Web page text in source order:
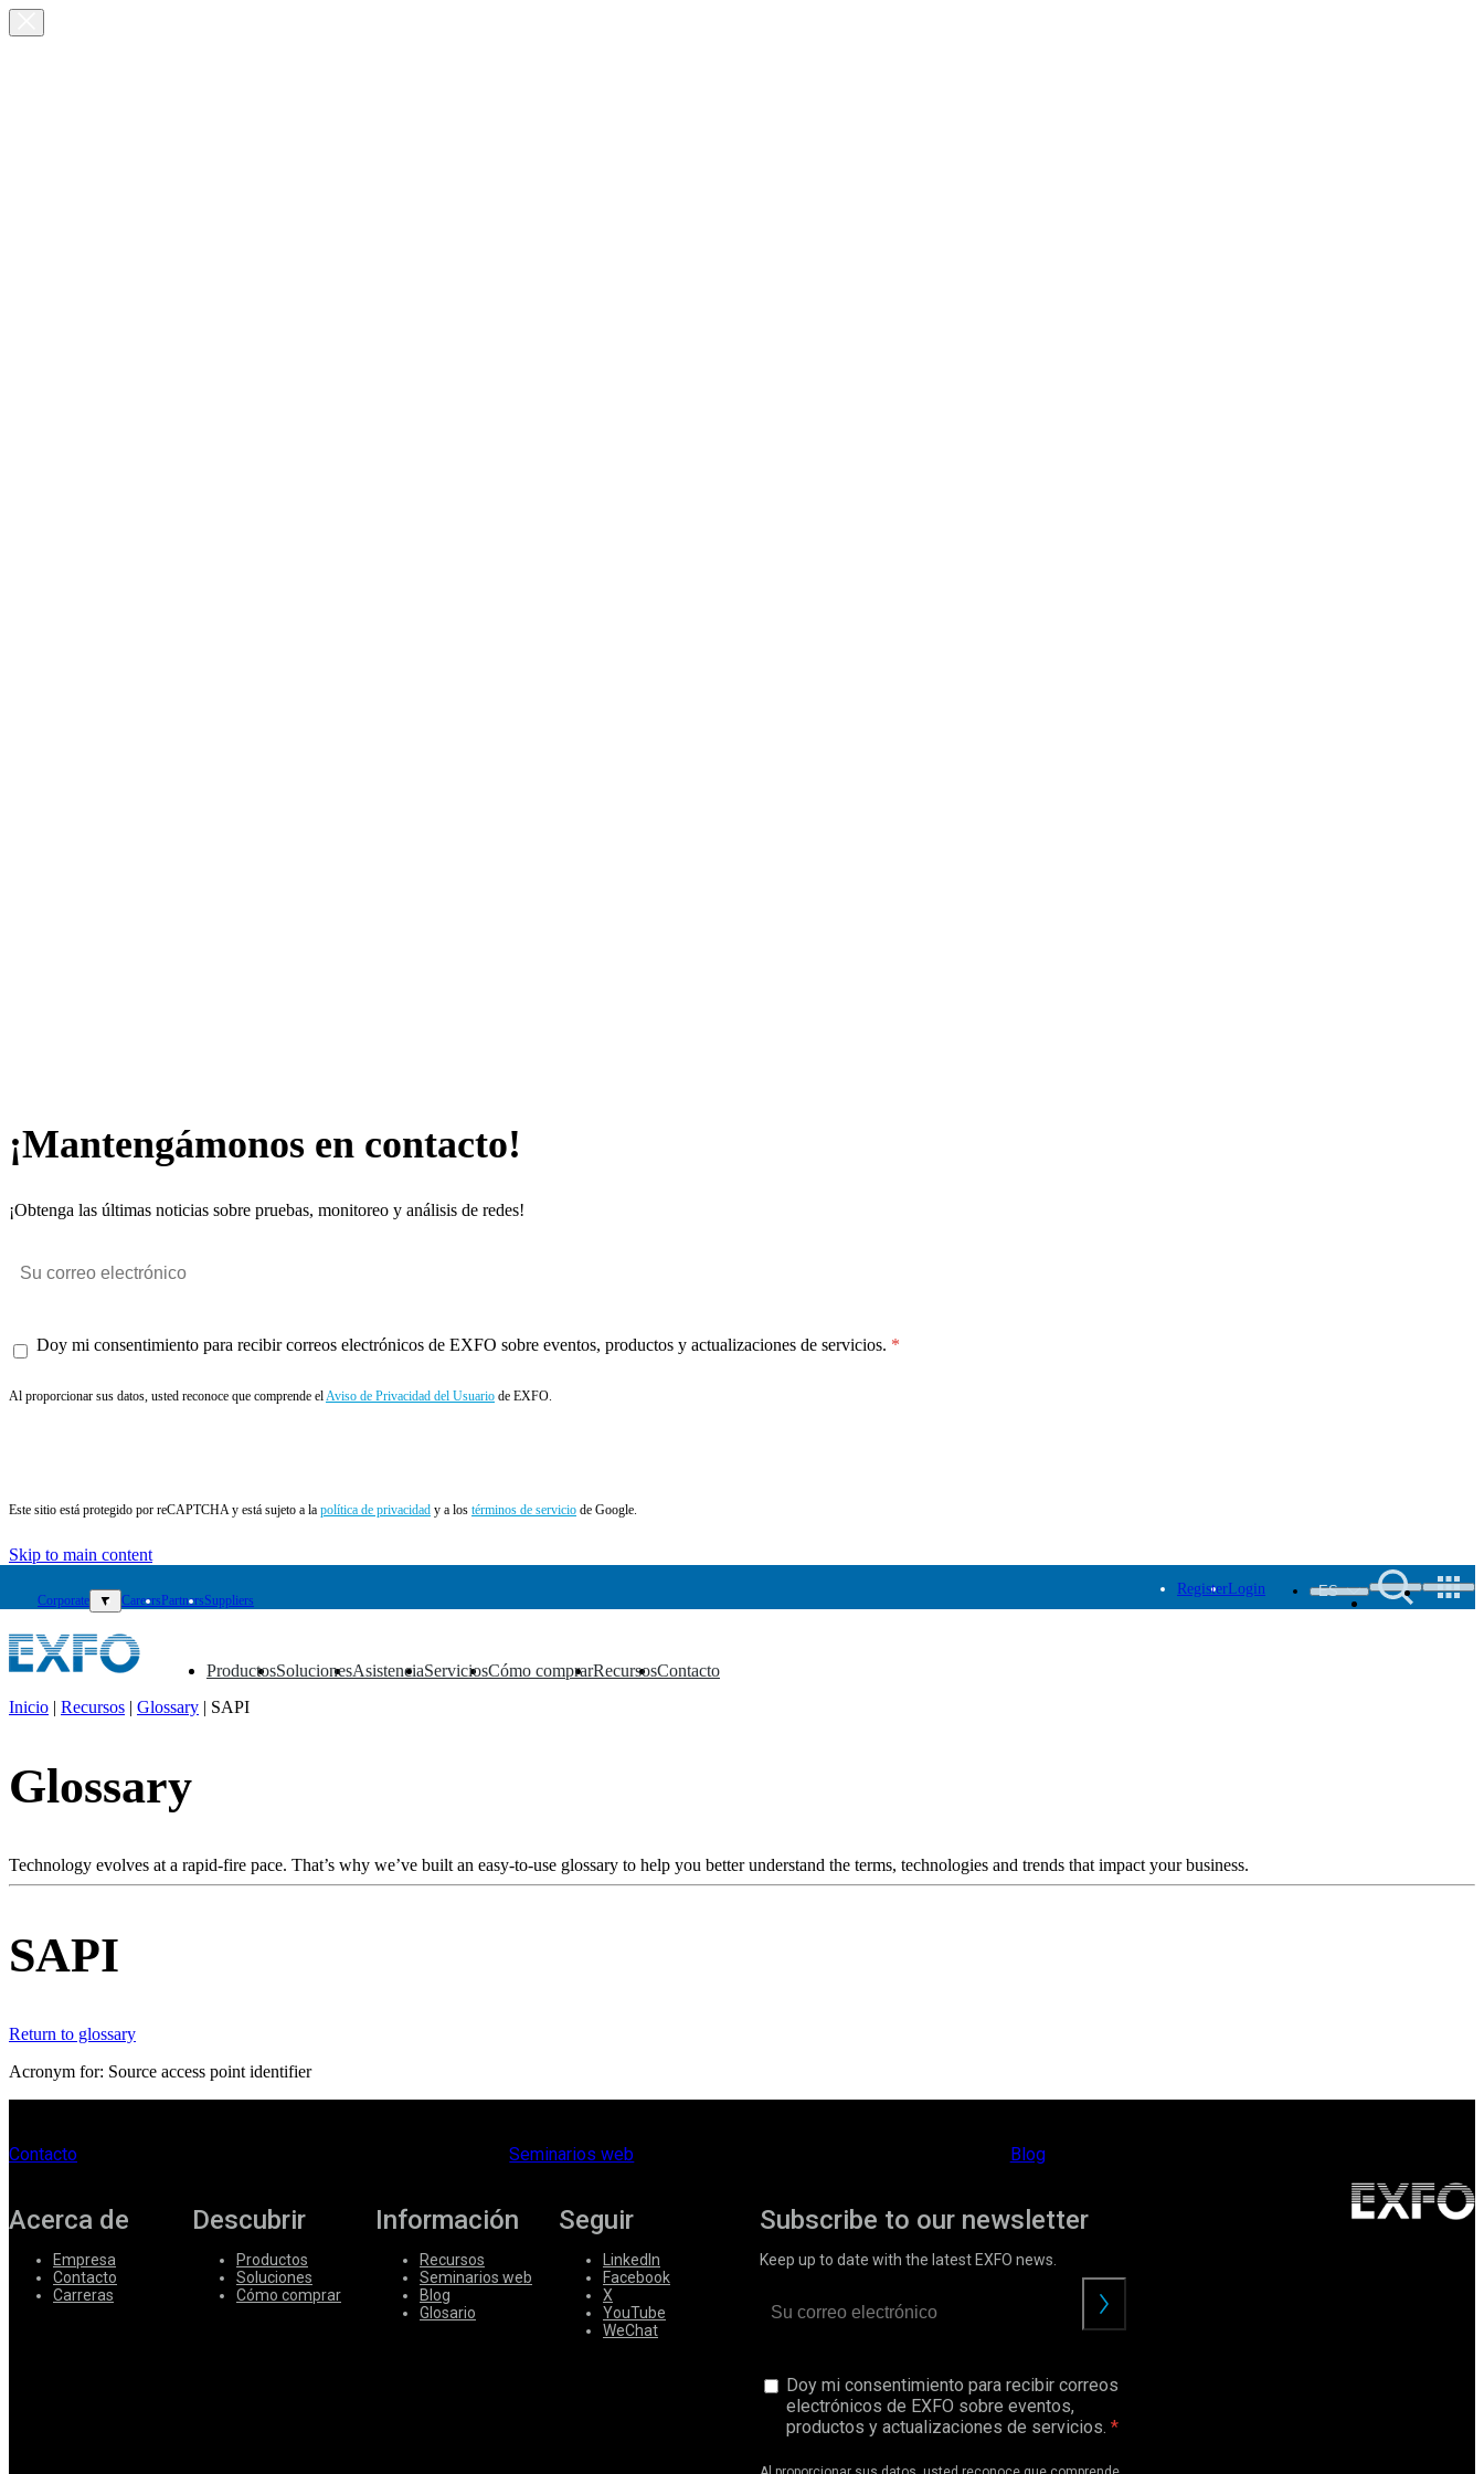
¡Mantengámonos en contacto!
¡Obtenga las últimas noticias sobre pruebas, monitoreo y análisis de redes!
Doy mi consentimiento para recibir correos electrónicos de EXFO sobre eventos, productos y actualizaciones de servicios.
Al proporcionar sus datos, usted reconoce que comprende elAviso de Privacidad del Usuario de EXFO.
Este sitio está protegido por reCAPTCHA y está sujeto a la política de privacidad y a los términos de servicio de Google.
Skip to main content
Corporate ▼ CareersPartnersSuppliers
RegisterLogin ES
Productos
▼ Soluciones
▼ Asistencia
▼ Servicios
▼ Cómo comprar
▼ Recursos
▼ Contacto
▼
Productos
Soluciones
Cómo
Contacto
RegisterLogin
Corporate
Careers
Partners
Inicio | Recursos | Glossary | SAPI
Glossary
Technology evolves at a rapid-fire pace. That’s why we’ve built an easy-to-use glossary to help you better understand the terms, technologies and trends that impact your business.
SAPI
Return to glossary
Acronym for: Source access point identifier
Contacto Seminarios web Blog
Acerca de
Empresa
Contacto
Carreras
Descubrir
Productos
Soluciones
Cómo comprar
Información
Recursos
Seminarios web
Blog
Glosario
Seguir
LinkedIn
Facebook
X
YouTube
WeChat
Subscribe to our newsletter
Keep up to date with the latest EXFO news.
Doy mi consentimiento para recibir correos
electrónicos de EXFO sobre eventos,
productos y actualizaciones de servicios.